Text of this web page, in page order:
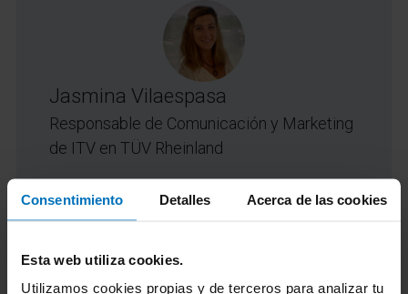
Consentimiento Detalles Acerca de las cookies
Esta web utiliza cookies.
Utilizamos cookies propias y de terceros para analizar tu
Jasmina Vilaespasa
Responsable de Comunicación y Marketing
de ITV en TÜV Rheinland
Licenciada en periodismo y especializada
en el ámbito del Marketing Online desde
hace más de 12 años. Actualmente,